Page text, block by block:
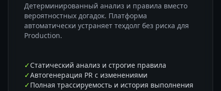
Детерминированный анализ и правила вместо
вероятностных догадок. Платформа
автоматически устраняет техдолг без риска для
Production.
✓Статический анализ и строгие правила
✓Автогенерация PR с изменениями
✓Полная трассируемость и история выполнения